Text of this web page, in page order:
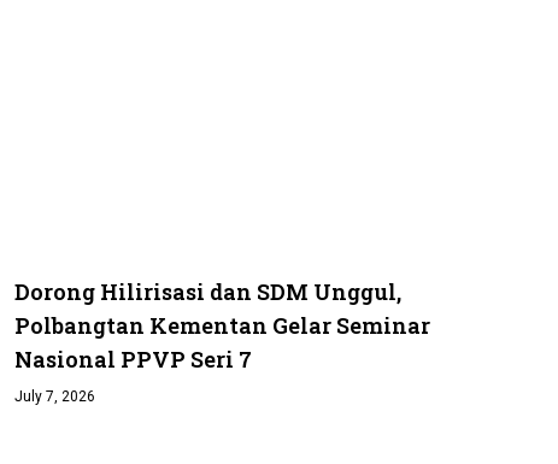
Dorong Hilirisasi dan SDM Unggul,
Polbangtan Kementan Gelar Seminar
Nasional PPVP Seri 7
July 7, 2026